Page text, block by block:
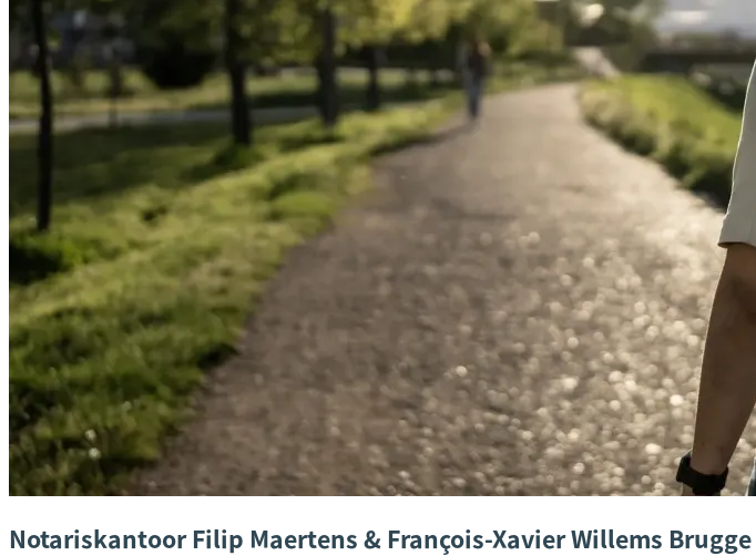
Notariskantoor Filip Maertens & François-Xavier Willems Brugge